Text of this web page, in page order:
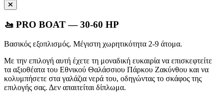
🚤 PRO BOAT — 30-60 HP
Βασικός εξοπλισμός. Μέγιστη χωρητικότητα 2-9 άτομα.
Με την επιλογή αυτή έχετε τη μοναδική ευκαιρία να επισκεφτείτε
τα αξιοθέατα του Εθνικού Θαλάσσιου Πάρκου Ζακύνθου και να
κολυμπήσετε στα γαλάζια νερά του, οδηγώντας το σκάφος της
επιλογής σας. Δεν απαιτείται δίπλωμα.